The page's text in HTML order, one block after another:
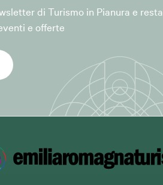
di Turismo in Pianura e resta
e offerte
28 del
o a
nei